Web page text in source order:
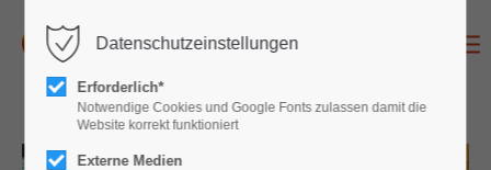
Login
Benutzername
Datenschutzeinstellungen
Erforderlich*
Notwendige Cookies und Google Fonts zulassen damit die
Website korrekt funktioniert
Externe Medien